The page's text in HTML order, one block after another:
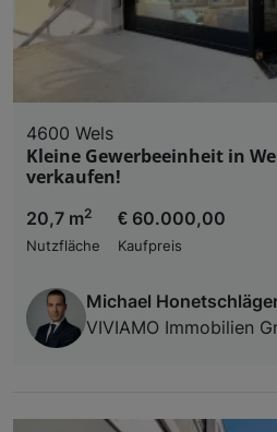
4600 Wels
Kleine Gewerbeeinheit in
verkaufen!
20,7 m2
Nutzfläche
€ 60.000,00
Kaufpreis
Michael
VIVIAMO Immobilien